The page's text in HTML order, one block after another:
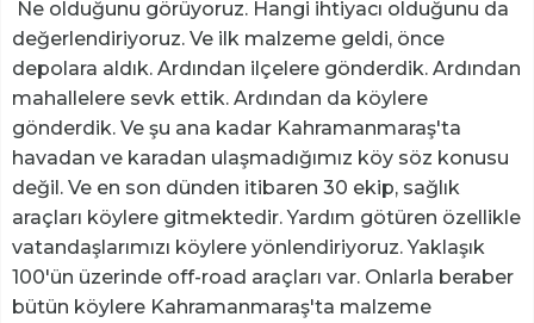
Ne olduğunu görüyoruz. Hangi ihtiyacı olduğunu da
değerlendiriyoruz. Ve ilk malzeme geldi, önce
depolara aldık. Ardından ilçelere gönderdik. Ardından
mahallelere sevk ettik. Ardından da köylere
gönderdik. Ve şu ana kadar Kahramanmaraş'ta
havadan ve karadan ulaşmadığımız köy söz konusu
değil. Ve en son dünden itibaren 30 ekip, sağlık
araçları köylere gitmektedir. Yardım götüren özellikle
vatandaşlarımızı köylere yönlendiriyoruz. Yaklaşık
100'ün üzerinde off-road araçları var. Onlarla beraber
bütün köylere Kahramanmaraş'ta malzeme